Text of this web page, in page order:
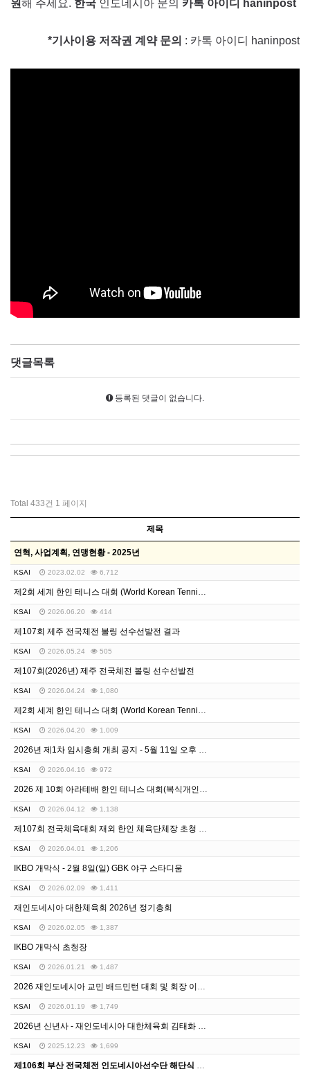
원해 주세요. 한국 인도네시아 문의 카톡 아이디 haninpost
*기사이용 저작권 계약 문의 : 카톡 아이디 haninpost
댓글목록
등록된 댓글이 없습니다.
Total 433건 1 페이지
제목
연혁, 사업계획, 연맹현황 - 2025년
KSAI 2023.02.02 6,712
KSAI 2026.06.20 414
제107회 제주 전국체전 볼링 선수선발전 결과
KSAI 2026.05.24 505
제107회(2026년) 제주 전국체전 볼링 선수선발전
KSAI 2026.04.24 1,080
KSAI 2026.04.20 1,009
KSAI 2026.04.16 972
KSAI 2026.04.12 1,138
KSAI 2026.04.01 1,206
IKBO 개막식 - 2월 8일(일) GBK 야구 스타디움
KSAI 2026.02.09 1,411
재인도네시아 대한체육회 2026년 정기총회
KSAI 2026.02.05 1,387
IKBO 개막식 초청장
KSAI 2026.01.21 1,487
KSAI 2026.01.19 1,749
KSAI 2025.12.23 1,699